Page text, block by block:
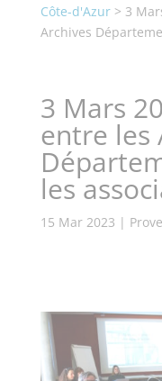
Côte-d'Azur> 3
Archives
3 Mars
entre les
les
15 Mar 2023 |